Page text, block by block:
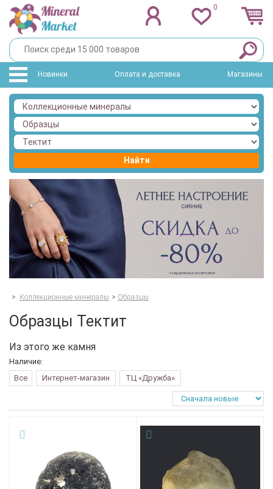
0
Новинки Оплата и доставка Магазины
Найти
> Коллекционные минералы > Образцы
Образцы Тектит
Из этого же камня
Наличие:
Все
Интернет-магазин ТЦ «Дружба»